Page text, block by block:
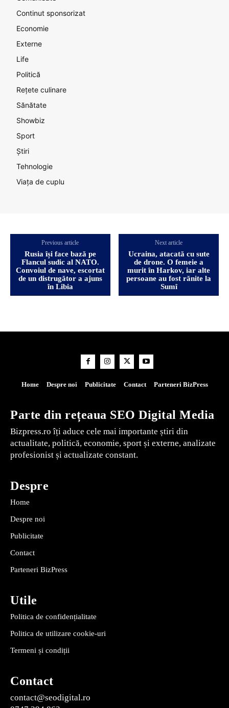
Continut sponsorizat
Economie
Externe
Life
Politică
Rețete culinare
Sănătate
Showbiz
Sport
Știri
Tehnologie
Viața de cuplu
Previous article
Rusia își face bază pe
Flancul sudic al NATO.
Convoiul de nave, escortat
de un distrugător a ajuns
în Libia
Next article
Ucraina, atacată cu sute
de drone. O femeie a
murit în Harkov, iar alte
persoane au fost rănite la
Sumî
Home Despre noi Publicitate Contact Parteneri BizPress
Parte din rețeaua SEO Digital Media
Bizpress.ro îți aduce cele mai importante știri din
actualitate, politică, economie, sport și externe, analizate
profesionist și actualizate constant.
Despre
Home
Despre noi
Publicitate
Contact
Parteneri BizPress
Utile
Politica de confidențialitate
Politica de utilizare cookie-uri
Termeni și condiții
Contact
contact@seodigital.ro